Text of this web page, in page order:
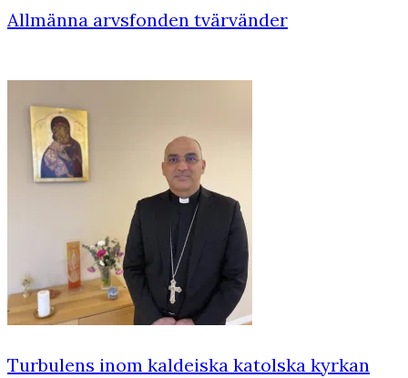
Allmänna arvsfonden tvärvänder
Turbulens inom kaldeiska katolska kyrkan